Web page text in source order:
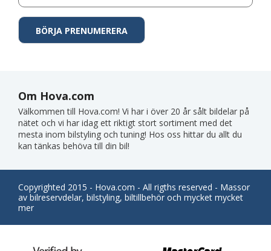
Om Hova.com
Välkommen till Hova.com! Vi har i över 20 år sålt bildelar på
nätet och vi har idag ett riktigt stort sortiment med det
mesta inom bilstyling och tuning! Hos oss hittar du allt du
kan tänkas behöva till din bil!
Copyrighted 2015 - Hova.com - All rigths reserved - Massor
av bilreservdelar, bilstyling, biltillbehör och mycket mycket
mer